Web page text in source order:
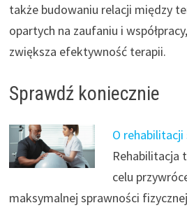
także budowaniu relacji między
opartych na zaufaniu i
zwiększa efektywność terapii.
Sprawdź koniecznie
O rehabilitacji
Rehabilitacja
celu
maksymalnej sprawności